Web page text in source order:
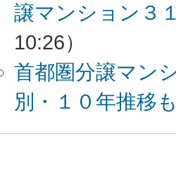
譲マンション３
10:26）
首都圏分譲マン
別・１０年推移